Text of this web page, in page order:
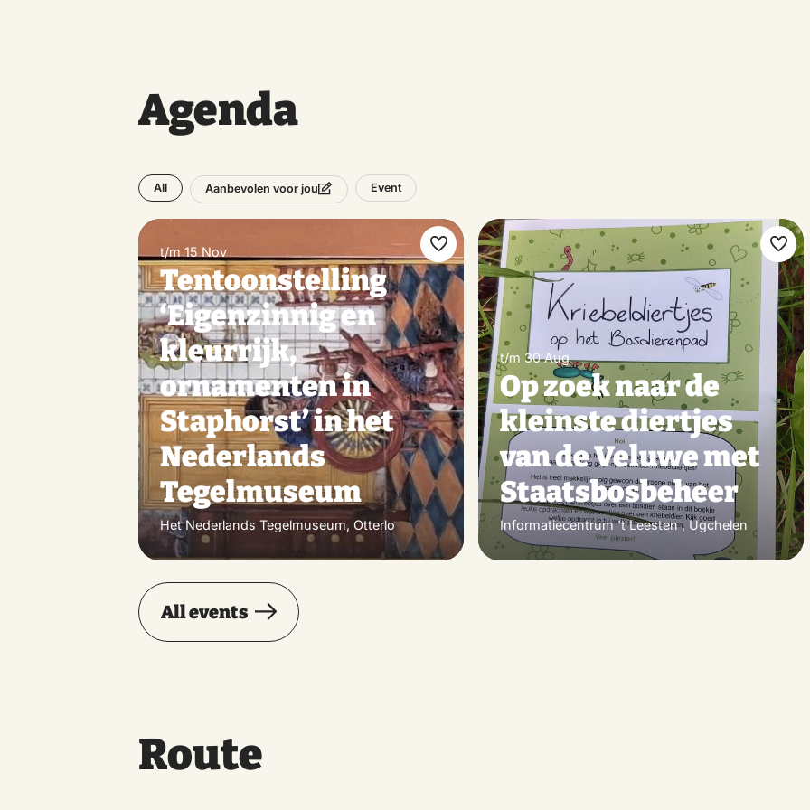
Agenda
All Aanbevolen voor jou Event
t/m 15 Nov
Tentoonstelling
‘Eigenzinnig en
kleurrijk,
ornamenten in
Staphorst’ in het
Nederlands
Tegelmuseum
Het Nederlands Tegelmuseum, Otterlo
Make
favorite
t/m 30 Aug
Op zoek naar de
kleinste diertjes
van de Veluwe met
Staatsbosbeheer
Informatiecentrum 't Leesten , Ugchelen
All events
Route